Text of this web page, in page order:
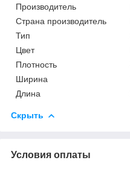
Производитель
Страна производитель
Тип
Цвет
Плотность
Ширина
Длина
Скрыть
Условия оплаты